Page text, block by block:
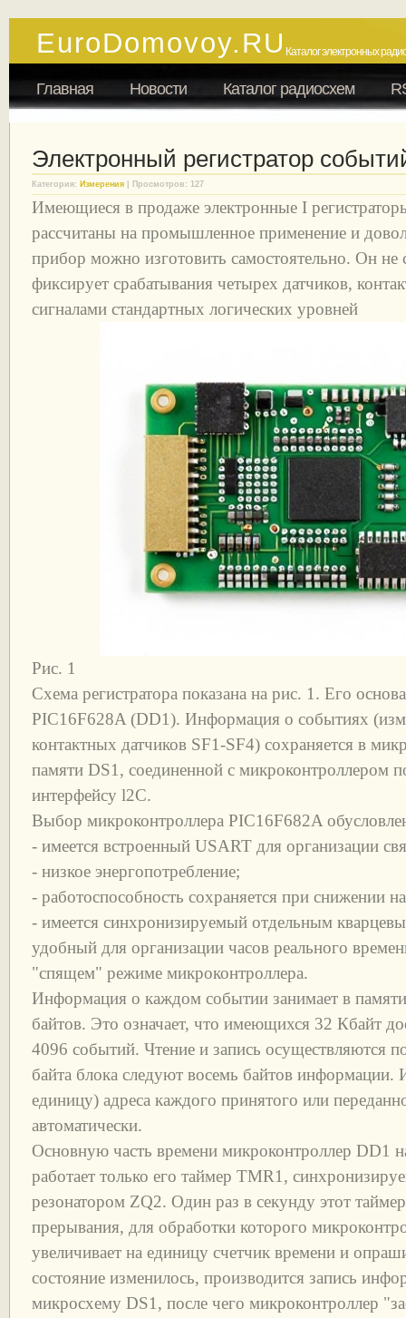
EuroDomovoy.RU Каталог электронных
Главная Новости Каталог радиосхем
Электронный регистратор
Категория: Измерения | Просмотров: 127
Имеющиеся в продаже электронные I
рассчитаны на промышленное применение и
прибор можно изготовить самостоятельно. Он не
фиксирует срабатывания четырех датчиков,
сигналами стандартных логических уровней
Рис. 1
Схема регистратора показана на рис. 1. Его
PIC16F628A (DD1). Информация о событиях
контактных датчиков SF1-SF4) сохраняется в
памяти DS1, соединенной с микроконтроллером
интерфейсу l2C.
Выбор микроконтроллера PIC16F682A
- имеется встроенный USART для организации
- низкое энергопотребление;
- работоспособность сохраняется при снижении
- имеется синхронизируемый отдельным
удобный для организации часов реального
"спящем" режиме микроконтроллера.
Информация о каждом событии занимает в
байтов. Это означает, что имеющихся 32 Кбайт
4096 событий. Чтение и запись осуществляются
байта блока следуют восемь байтов информации.
единицу) адреса каждого принятого или
автоматически.
Основную часть времени микроконтроллер DD1
работает только его таймер TMR1,
резонатором ZQ2. Один раз в секунду этот
прерывания, для обработки которого
увеличивает на единицу счетчик времени и
состояние изменилось, производится запись
микросхему DS1, после чего микроконтроллер